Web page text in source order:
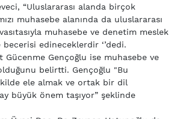
“Uluslararası alanda birçok
muhasebe alanında da uluslararası
muhasebe ve denetim meslek
edineceklerdir ‘’dedi.
Gücenme Gençoğlu ise muhasebe ve
belirtti. Gençoğlu "Bu
ele almak ve ortak bir dil
büyük önem taşıyor” şeklinde